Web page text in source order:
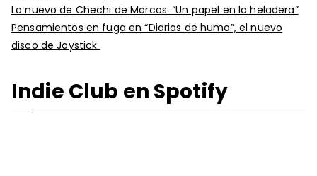
Lo nuevo de Chechi de Marcos: “Un papel en la heladera”
Pensamientos en fuga en “Diarios de humo”, el nuevo
disco de Joystick
Indie Club en Spotify